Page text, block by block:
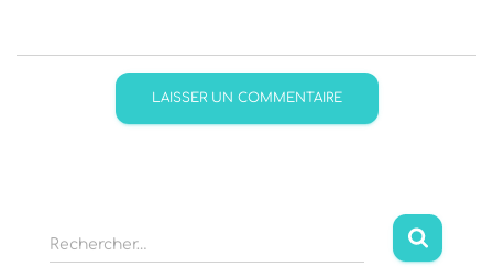
R
e
Rechercher…